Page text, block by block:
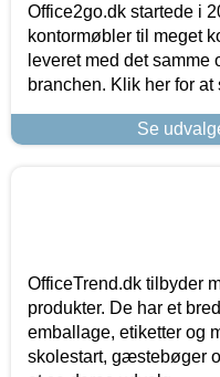
Office2go.dk startede i
kontormøbler til meget
leveret med det samme
branchen. Klik her for at
Se
OfficeTrend.dk tilbyder
produkter. De har et
emballage, etiketter og
skolestart, gæstebøger